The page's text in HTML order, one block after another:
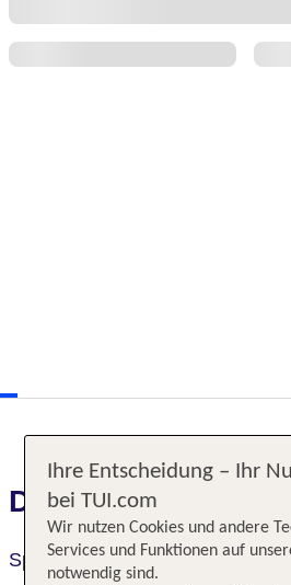
Das erwartet Sie
Spatz Aparthotel
Ihre Entscheidung – Ihr
bei TUI.com
Wir nutzen Cookies und andere
Services und Funktionen auf
notwendig sind.